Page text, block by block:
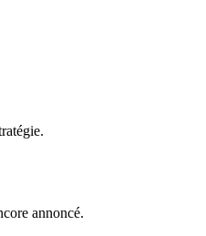
annoncé.